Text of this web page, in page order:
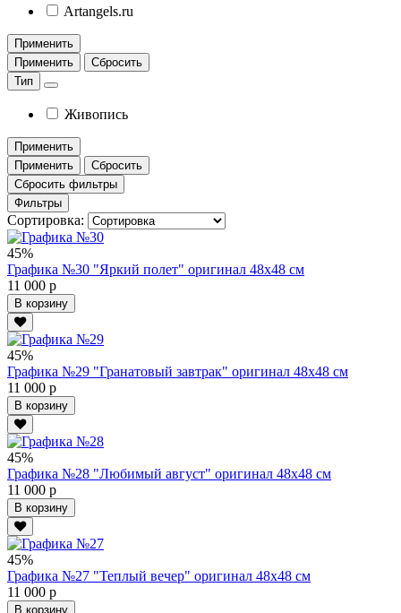
Artangels.ru
Применить
Применить
Сбросить
Тип
Живопись
Применить
Применить
Сбросить
Сбросить фильтры
Фильтры
Сортировка:
45%
Графика №30 "Яркий полет" оригинал 48х48 см
11 000 р
В корзину
45%
Графика №29 "Гранатовый завтрак" оригинал 48х48 см
11 000 р
В корзину
45%
Графика №28 "Любимый август" оригинал 48х48 см
11 000 р
В корзину
45%
Графика №27 "Теплый вечер" оригинал 48х48 см
11 000 р
В корзину